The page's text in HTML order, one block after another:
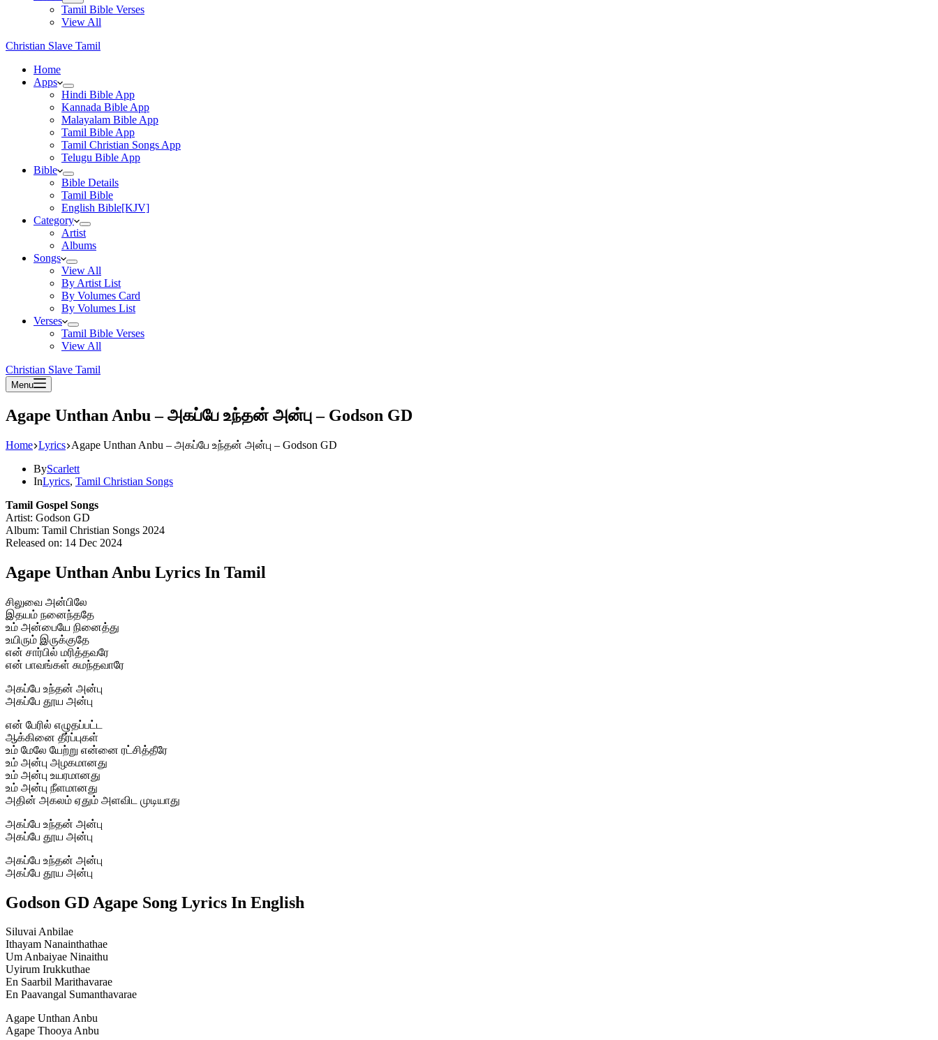
Tamil Bible Verses
View All
Christian Slave Tamil
Home
Apps
Hindi Bible App
Kannada Bible App
Malayalam Bible App
Tamil Bible App
Tamil Christian Songs App
Telugu Bible App
Bible
Bible Details
Tamil Bible
English Bible[KJV]
Category
Artist
Albums
Songs
View All
By Artist List
By Volumes Card
By Volumes List
Verses
Tamil Bible Verses
View All
Christian Slave Tamil
Menu
Agape Unthan Anbu – அகப்பே உந்தன் அன்பு – Godson GD
Home Lyrics Agape Unthan Anbu – அகப்பே உந்தன் அன்பு – Godson GD
ByScarlett
InLyrics, Tamil Christian Songs
Tamil Gospel Songs
Artist: Godson GD
Album: Tamil Christian Songs 2024
Released on: 14 Dec 2024
Agape Unthan Anbu Lyrics In Tamil
சிலுவை அன்பிலே
இதயம் நனைந்ததே
உம் அன்பையே நினைத்து
உயிரும் இருக்குதே
என் சார்பில் மரித்தவரே
என் பாவங்கள் சுமந்தவாரே
அகப்பே உந்தன் அன்பு
அகப்பே தூய அன்பு
என் பேரில் எழுதப்பட்ட
ஆக்கினை தீர்ப்புகள்
உம் மேலே யேற்று என்னை ரட்சித்தீரே
உம் அன்பு அழகமானது
உம் அன்பு உயரமானது
உம் அன்பு நீளமானது
அதின் அகலம் ஏதும் அளவிட முடியாது
அகப்பே உந்தன் அன்பு
அகப்பே தூய அன்பு
அகப்பே உந்தன் அன்பு
அகப்பே தூய அன்பு
Godson GD Agape Song Lyrics In English
Siluvai Anbilae
Ithayam Nanainthathae
Um Anbaiyae Ninaithu
Uyirum Irukkuthae
En Saarbil Marithavarae
En Paavangal Sumanthavarae
Agape Unthan Anbu
Agape Thooya Anbu